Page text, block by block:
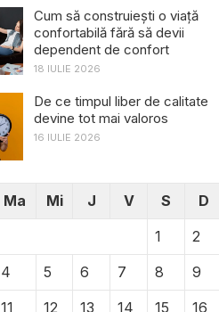
Cum să construiești o viață
confortabilă fără să devii
dependent de confort
18 IULIE 2026
De ce timpul liber de calitate
devine tot mai valoros
16 IULIE 2026
Ma Mi J V S
D
1
2
4 5 6 7 8
9
11 12 13 14 15
16